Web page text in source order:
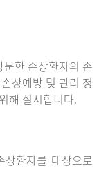
문한 손상환자의 손
상예방 및 관리 정
해 실시합니다.
환자를 대상으로